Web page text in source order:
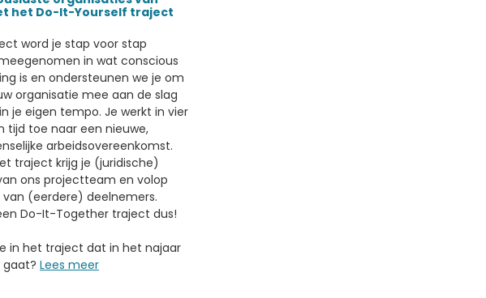
het Do-It-Yourself traject
word je stap voor stap
in wat conscious
is en ondersteunen we je om
organisatie mee aan de slag
je eigen tempo. Je werkt in vier
tijd toe naar een nieuwe,
arbeidsovereenkomst.
traject krijg je (juridische)
ons projectteam en volop
van (eerdere) deelnemers.
Do-It-Together traject dus!
in het traject dat in het najaar
Lees meer